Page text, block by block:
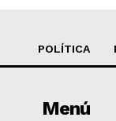
POLÍTICA
Menú